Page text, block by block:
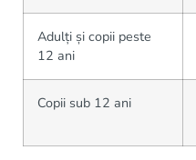
Adulți și copii peste
12 ani
Copii sub 12 ani